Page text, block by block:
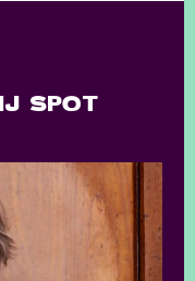
SPOT